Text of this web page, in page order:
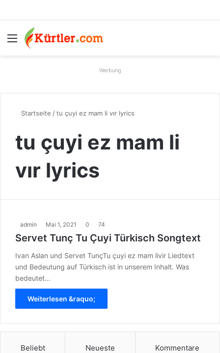
Menü
Werbung
Startseite /tu çuyi ez mam li vır lyrics
tu çuyi ez mam li
vır lyrics
admin Mai 1, 2021 0 74
Servet Tunç Tu Çuyi Türkisch Songtext
Ivan Aslan und Servet TunçTu çuyi ez mam livir Liedtext
und Bedeutung auf Türkisch ist in unserem Inhalt. Was
bedeutet…
Weiterlesen &raquo;
Beliebt Neueste Kommentare